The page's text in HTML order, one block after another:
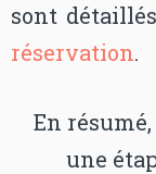
sont
réservation.
En
une